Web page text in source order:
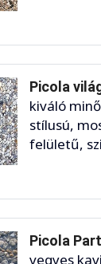
Picola
kiváló
stílusú,
felületű,
Picola
vegyes